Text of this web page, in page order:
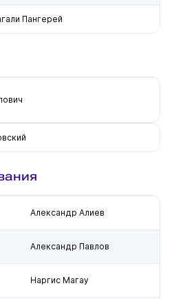
Пангерей
Александр Алиев
Александр Павлов
Наргис Магау